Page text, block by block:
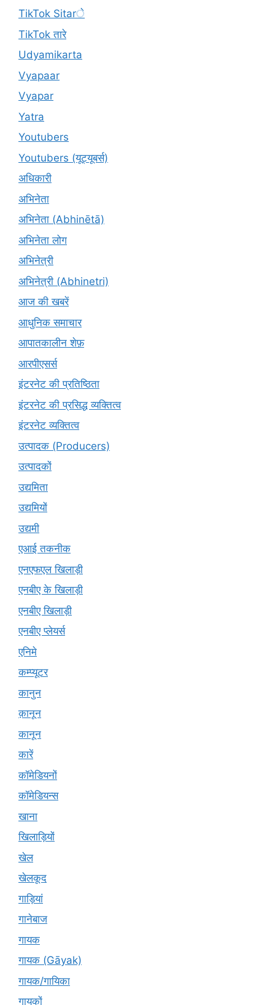
TikTok Sitarे
TikTok तारे
Udyamikarta
Vyapaar
Vyapar
Yatra
Youtubers
Youtubers (यूट्यूबर्स)
अधिकारी
अभिनेता
अभिनेता (Abhinētā)
अभिनेता लोग
अभिनेत्री
अभिनेत्री (Abhinetri)
आज की खबरें
आधुनिक समाचार
आपातकालीन शेफ़
आरपीएसर्स
इंटरनेट की प्रतिष्ठिता
इंटरनेट की प्रसिद्ध व्यक्तित्व
इंटरनेट व्यक्तित्व
उत्पादक (Producers)
उत्पादकों
उद्यमिता
उद्यमियों
उद्यमी
एआई तकनीक
एनएफएल खिलाड़ी
एनबीए के खिलाड़ी
एनबीए खिलाड़ी
एनबीए प्लेयर्स
एनिमे
कम्प्यूटर
कानुन
क़ानून
कानून
कारें
कॉमेडियनों
कॉमेडियन्स
खाना
खिलाड़ियों
खेल
खेलकूद
गाड़ियां
गानेबाज
गायक
गायक (Gāyak)
गायक/गायिका
गायकों